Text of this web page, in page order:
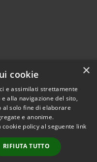
Le foto nelle pagine sono
concesse dagli autori
presenti supixabay.com
efreepik.com
×
cookie
e assimilati strettamente
alla navigazione del sito,
al solo fine di elaborare
e anonime.
policy al seguente link
RIFIUTA TUTTO